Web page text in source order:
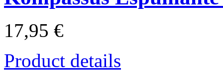
17,95 €
Product details